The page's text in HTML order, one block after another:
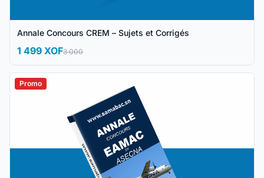
Annale Concours CREM – Sujets et Corrigés
1 499 XOF3 000
Promo